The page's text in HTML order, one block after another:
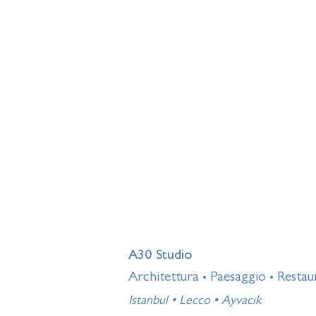
A30 Studio
Architettura • Paesaggio •
Istanbul • Lecco • Ayvacık